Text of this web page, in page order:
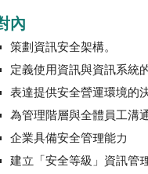
內
策劃資訊安全架構。
定義使用資訊與資訊系統
表達提供安全營運環境的
為管理階層與全體員工溝
企業具備安全管理能力
建立「安全等級」資訊管